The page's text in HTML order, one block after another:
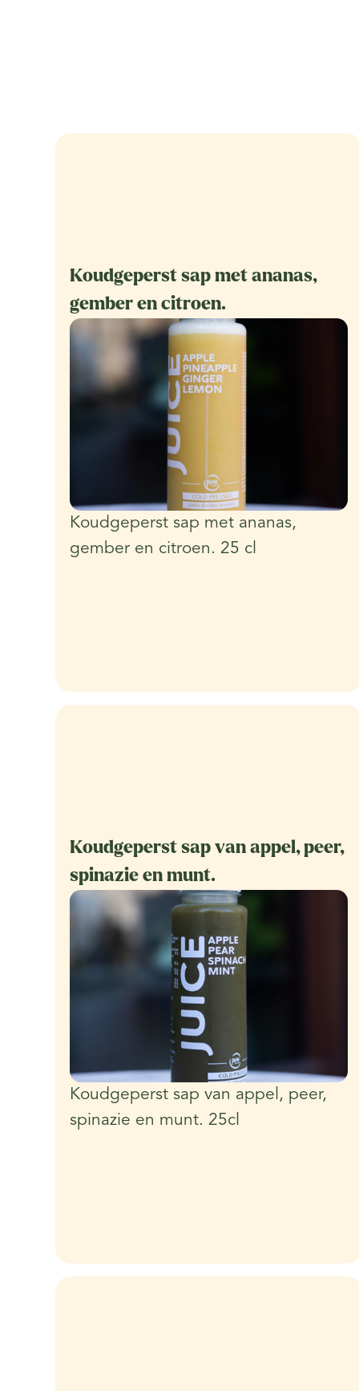
Koudgeperst sap met ananas,
gember en citroen.
Koudgeperst sap met ananas,
gember en citroen. 25 cl
Koudgeperst sap van appel, peer,
spinazie en munt.
Koudgeperst sap van appel, peer,
spinazie en munt. 25cl